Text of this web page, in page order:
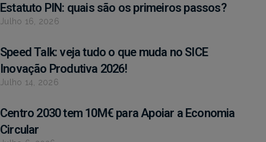
Estatuto PIN: quais são os primeiros passos?
Julho 16, 2026
Speed Talk: veja tudo o que muda no SICE
Inovação Produtiva 2026!
Julho 14, 2026
Centro 2030 tem 10M€ para Apoiar a Economia
Circular